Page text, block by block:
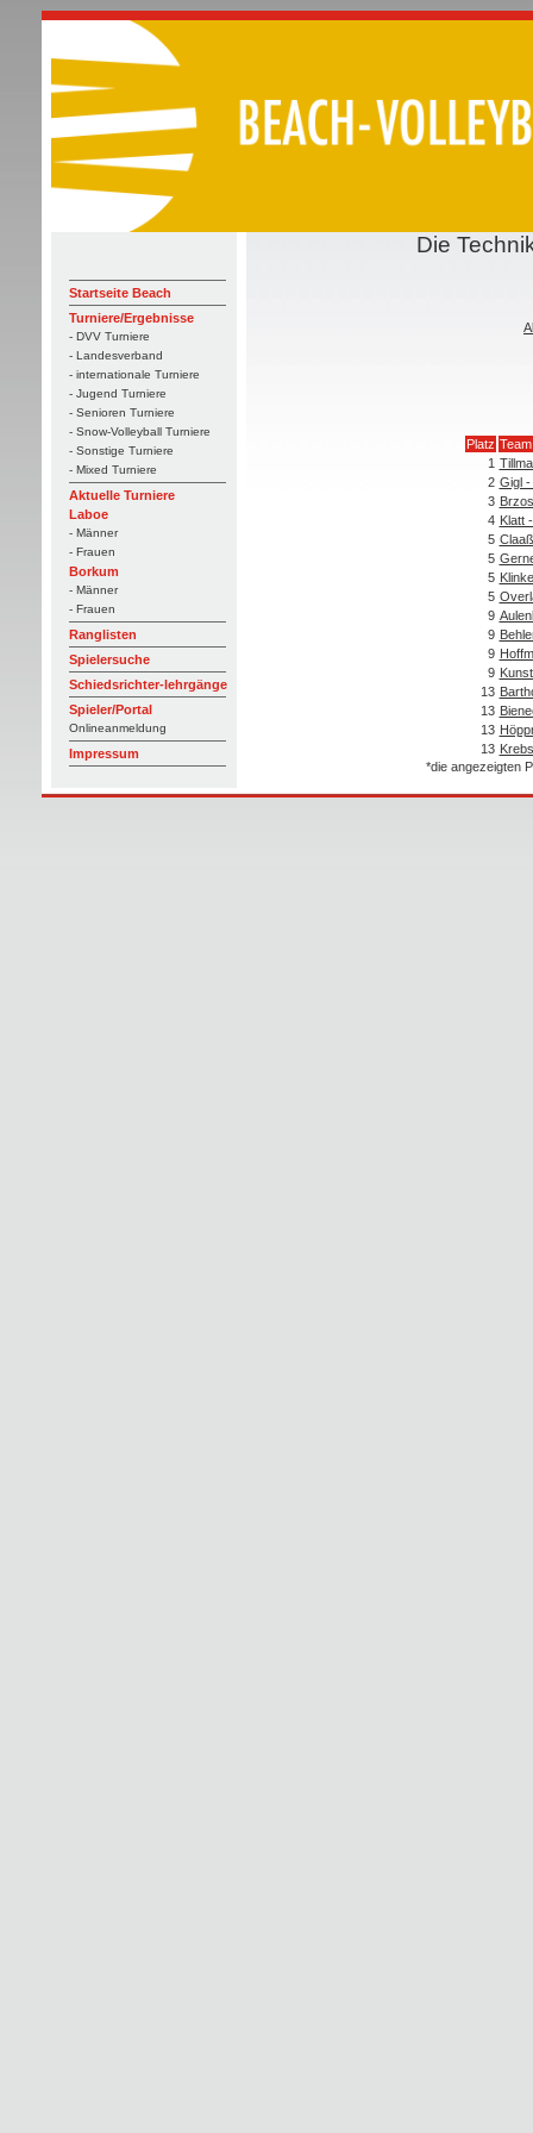
Startseite Beach
Turniere/Ergebnisse
- DVV Turniere
- Landesverband
- internationale Turniere
- Jugend Turniere
- Senioren Turniere
- Snow-Volleyball Turniere
- Sonstige Turniere
- Mixed Turniere
Aktuelle Turniere
Laboe
- Männer
- Frauen
Borkum
- Männer
- Frauen
Ranglisten
Spielersuche
Schiedsrichter-lehrgänge
Spieler/Portal
Onlineanmeldung
Impressum
Die
Platz Team
1
2 Gigl
3
4 Klatt
5
5
5
5
9
9
9
9
13
13
13
13
*die angezeigten